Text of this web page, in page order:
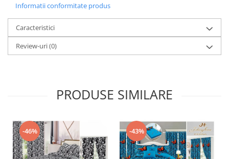
Informatii conformitate produs
Caracteristici
Review-uri(0)
PRODUSE SIMILARE
-46% -43%